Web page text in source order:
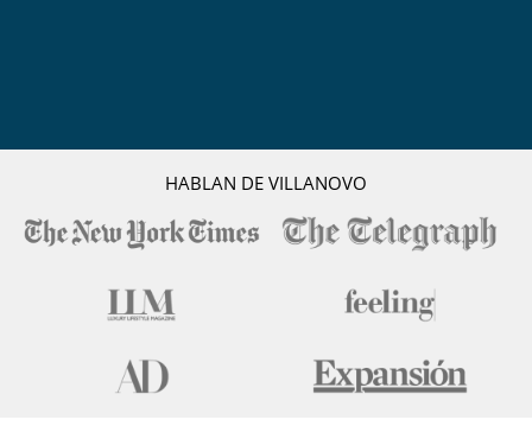
HABLAN DE VILLANOVO